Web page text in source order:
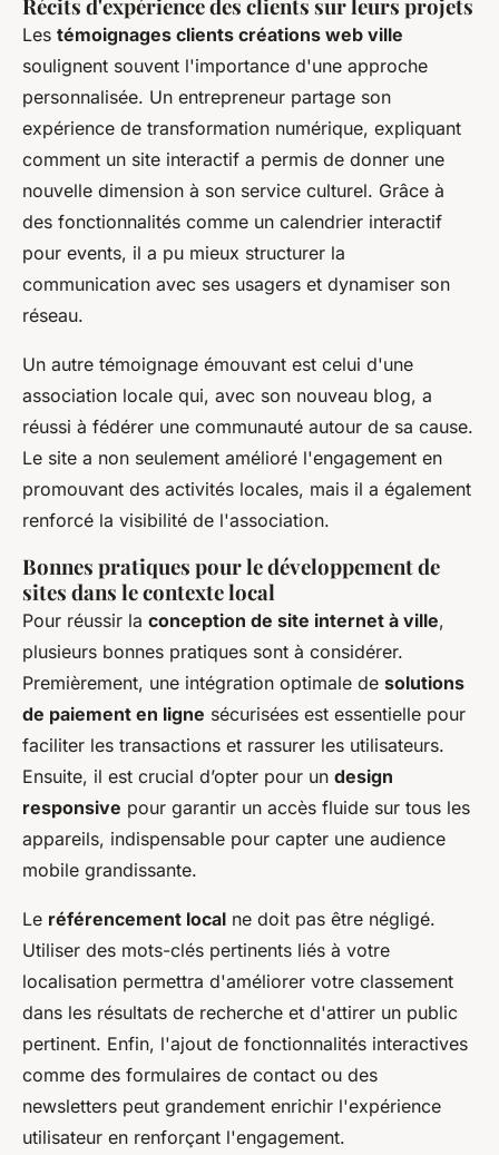
Récits d'expérience des clients sur leurs projets
Les témoignages clients créations web ville
soulignent souvent l'importance d'une approche
personnalisée. Un entrepreneur partage son
expérience de transformation numérique, expliquant
comment un site interactif a permis de donner une
nouvelle dimension à son service culturel. Grâce à
des fonctionnalités comme un calendrier interactif
pour events, il a pu mieux structurer la
communication avec ses usagers et dynamiser son
réseau.
Un autre témoignage émouvant est celui d'une
association locale qui, avec son nouveau blog, a
réussi à fédérer une communauté autour de sa cause.
Le site a non seulement amélioré l'engagement en
promouvant des activités locales, mais il a également
renforcé la visibilité de l'association.
Bonnes pratiques pour le développement de
sites dans le contexte local
Pour réussir la conception de site internet à ville,
plusieurs bonnes pratiques sont à considérer.
Premièrement, une intégration optimale de solutions
de paiement en ligne sécurisées est essentielle pour
faciliter les transactions et rassurer les utilisateurs.
Ensuite, il est crucial d’opter pour un design
responsive pour garantir un accès fluide sur tous les
appareils, indispensable pour capter une audience
mobile grandissante.
Le référencement local ne doit pas être négligé.
Utiliser des mots-clés pertinents liés à votre
localisation permettra d'améliorer votre classement
dans les résultats de recherche et d'attirer un public
pertinent. Enfin, l'ajout de fonctionnalités interactives
comme des formulaires de contact ou des
newsletters peut grandement enrichir l'expérience
utilisateur en renforçant l'engagement.